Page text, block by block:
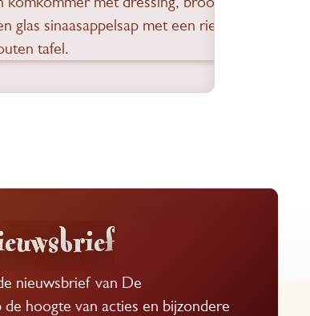
nieuwsbrief van De
hoogte van acties en bijzondere